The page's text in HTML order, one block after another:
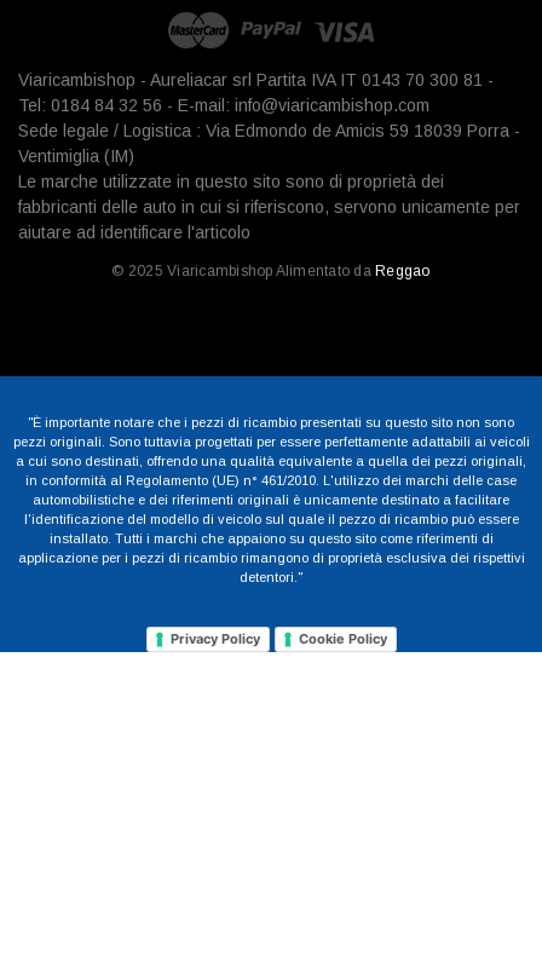
Viaricambishop - Aureliacar srl Partita IVA IT 0143 70 300 81 -
Tel: 0184 84 32 56 - E-mail: info@viaricambishop.com
Sede legale / Logistica : Via Edmondo de Amicis 59 18039 Porra -
Ventimiglia (IM)
Le marche utilizzate in questo sito sono di proprietà dei
fabbricanti delle auto in cui si riferiscono, servono unicamente per
aiutare ad identificare l'articolo
© 2025 Viaricambishop Alimentato da Reggao
"È importante notare che i pezzi di ricambio presentati su questo sito non sono
pezzi originali. Sono tuttavia progettati per essere perfettamente adattabili ai veicoli
a cui sono destinati, offrendo una qualità equivalente a quella dei pezzi originali,
in conformità al Regolamento (UE) n° 461/2010. L'utilizzo dei marchi delle case
automobilistiche e dei riferimenti originali è unicamente destinato a facilitare
l'identificazione del modello di veicolo sul quale il pezzo di ricambio può essere
installato. Tutti i marchi che appaiono su questo sito come riferimenti di
applicazione per i pezzi di ricambio rimangono di proprietà esclusiva dei rispettivi
detentori."
Privacy Policy Cookie Policy